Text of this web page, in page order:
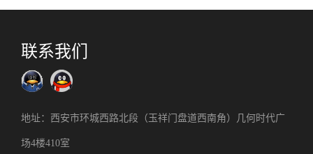
联系我们
地址：西安市环城西路北段（玉祥门盘道西南角）几何时代广
场4楼410室